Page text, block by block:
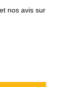
nos avis sur